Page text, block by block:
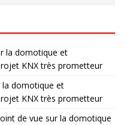
la domotique et
KNX très prometteur
la domotique et
KNX très prometteur
de vue sur la domotique